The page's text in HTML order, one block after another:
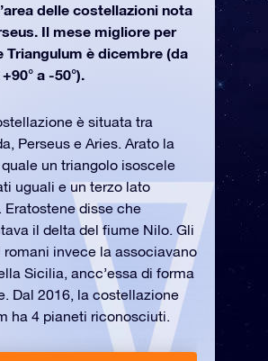
delle costellazioni nota
Il mese migliore per
Triangulum è dicembre (da
a -50°).
è situata tra
Perseus e Aries. Arato la
un triangolo isoscele
uguali e un terzo lato
Eratostene disse che
il delta del fiume Nilo. Gli
romani invece la associavano
Sicilia, ancc’essa di forma
Dal 2016, la costellazione
ha 4 pianeti riconosciuti.